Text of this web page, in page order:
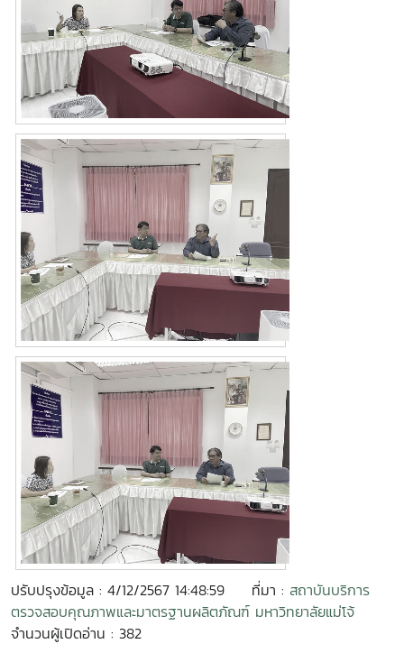
ปรับปรุงข้อมูล : 4/12/2567 14:48:59 ที่มา : สถาบันบริการ
ตรวจสอบคุณภาพและมาตรฐานผลิตภัณฑ์ มหาวิทยาลัยแม่โจ้
จำนวนผู้เปิดอ่าน : 382